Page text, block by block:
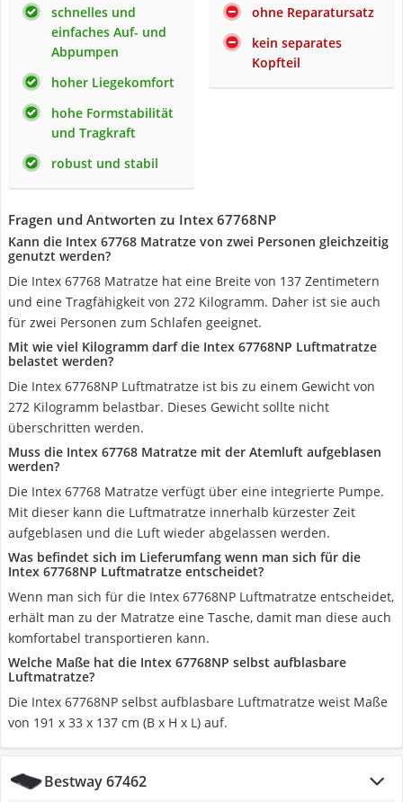
schnelles und
einfaches Auf- und
Abpumpen
hoher Liegekomfort
hohe Formstabilität
und Tragkraft
robust und stabil
ohne Reparatursatz
kein separates
Kopfteil
Fragen und Antworten zu Intex 67768NP
Kann die Intex 67768 Matratze von zwei Personen gleichzeitig
genutzt werden?
Die Intex 67768 Matratze hat eine Breite von 137 Zentimetern
und eine Tragfähigkeit von 272 Kilogramm. Daher ist sie auch
für zwei Personen zum Schlafen geeignet.
Mit wie viel Kilogramm darf die Intex 67768NP Luftmatratze
belastet werden?
Die Intex 67768NP Luftmatratze ist bis zu einem Gewicht von
272 Kilogramm belastbar. Dieses Gewicht sollte nicht
überschritten werden.
Muss die Intex 67768 Matratze mit der Atemluft aufgeblasen
werden?
Die Intex 67768 Matratze verfügt über eine integrierte Pumpe.
Mit dieser kann die Luftmatratze innerhalb kürzester Zeit
aufgeblasen und die Luft wieder abgelassen werden.
Was befindet sich im Lieferumfang wenn man sich für die
Intex 67768NP Luftmatratze entscheidet?
Wenn man sich für die Intex 67768NP Luftmatratze entscheidet,
erhält man zu der Matratze eine Tasche, damit man diese auch
komfortabel transportieren kann.
Welche Maße hat die Intex 67768NP selbst aufblasbare
Luftmatratze?
Die Intex 67768NP selbst aufblasbare Luftmatratze weist Maße
von 191 x 33 x 137 cm (B x H x L) auf.
Bestway 67462